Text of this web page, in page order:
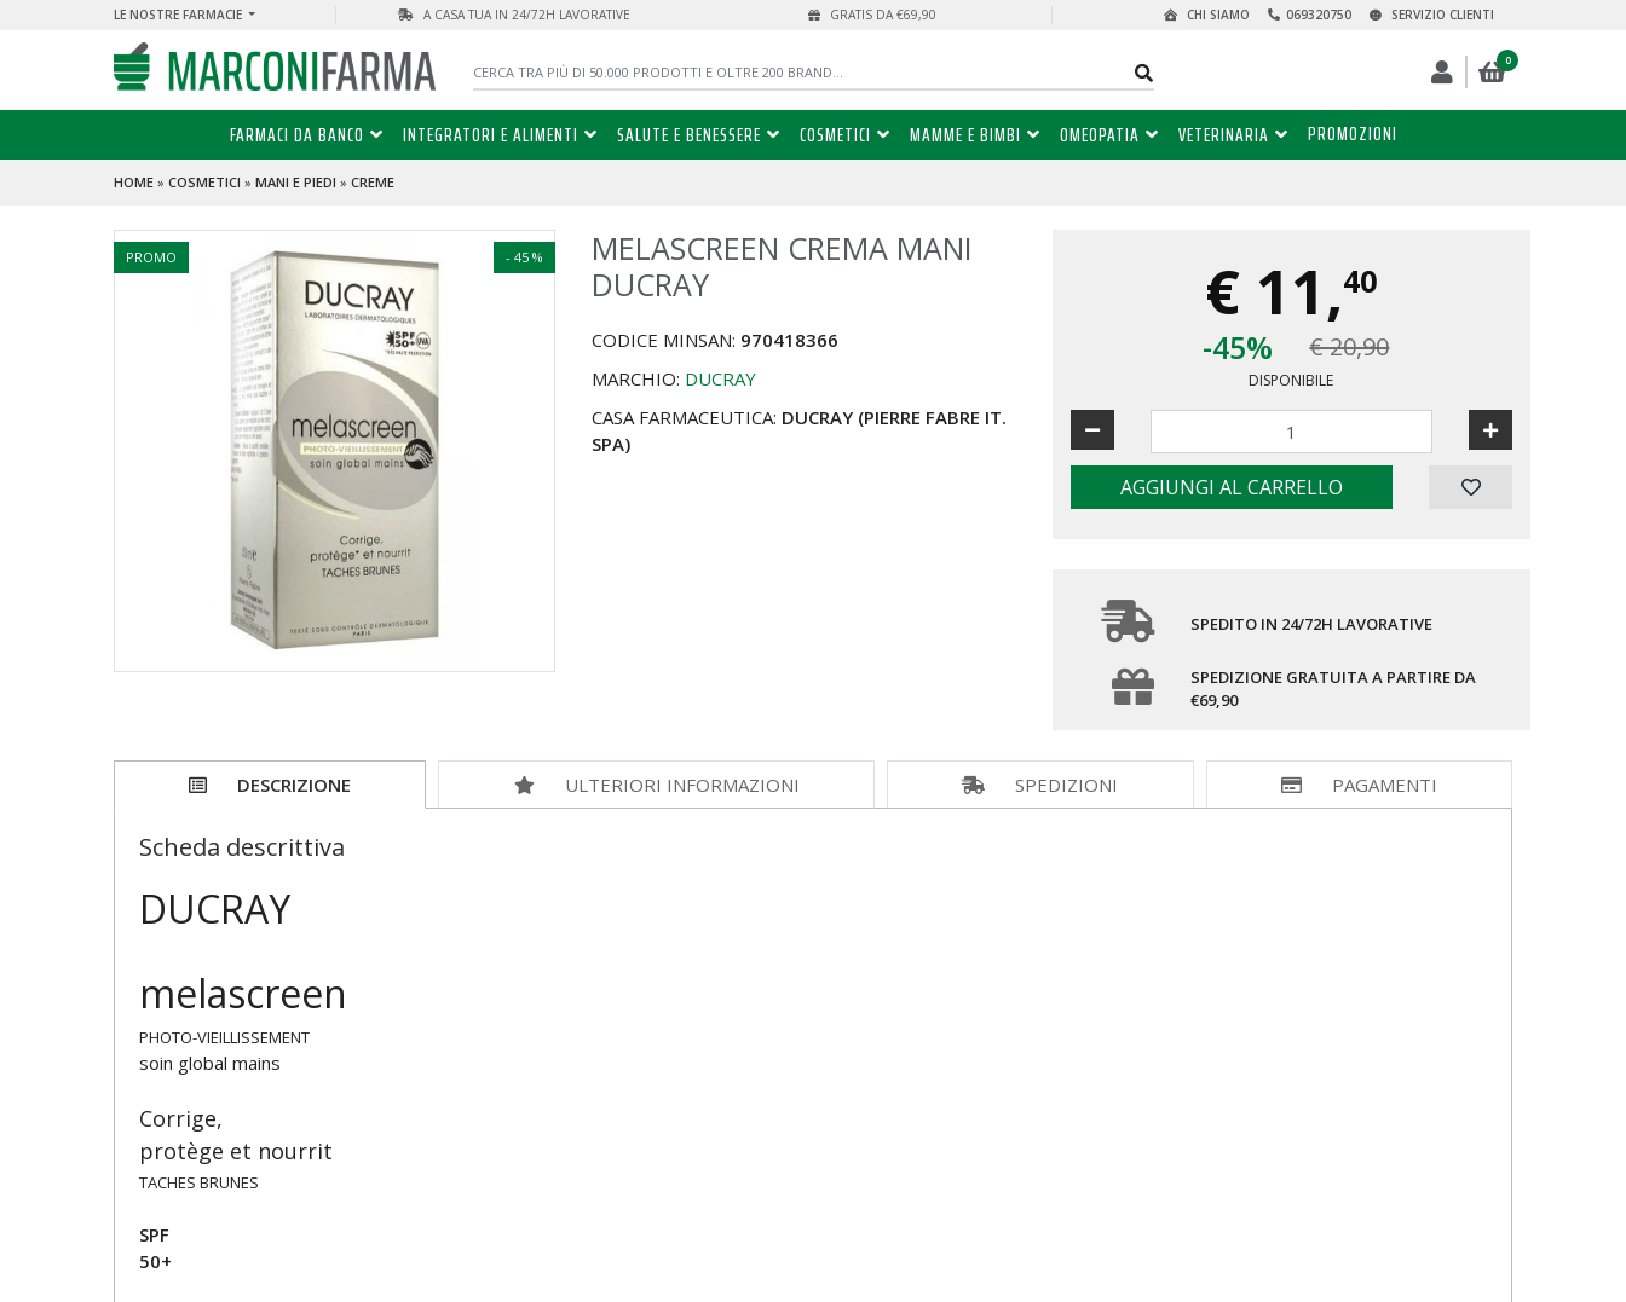
LE NOSTRE FARMACIE A CASA TUA IN 24/72H LAVORATIVE GRATIS DA €69,90 SERVIZIO CLIENTI
069320750
CHI SIAMO
0
FARMACI DA BANCO INTEGRATORI E ALIMENTI SALUTE E BENESSERE COSMETICI MAMME E BIMBI OMEOPATIA VETERINARIA PROMOZIONI
HOME» COSMETICI » MANI E PIEDI » CREME
- 45 %
PROMO
MELASCREEN CREMA MANI
DUCRAY
CODICE MINSAN: 970418366
MARCHIO: DUCRAY
CASA FARMACEUTICA: DUCRAY (PIERRE FABRE IT.
SPA)
€ 11,40
-45%
€ 20,90
DISPONIBILE
AGGIUNGI AL CARRELLO
SPEDITO IN 24/72H LAVORATIVE
SPEDIZIONE GRATUITA A PARTIRE DA
€69,90
DESCRIZIONE ULTERIORI INFORMAZIONI SPEDIZIONI PAGAMENTI
Scheda descrittiva
DUCRAY
melascreen
PHOTO-VIEILLISSEMENT
soin global mains
Corrige,
protège et nourrit
TACHES BRUNES
SPF
50+